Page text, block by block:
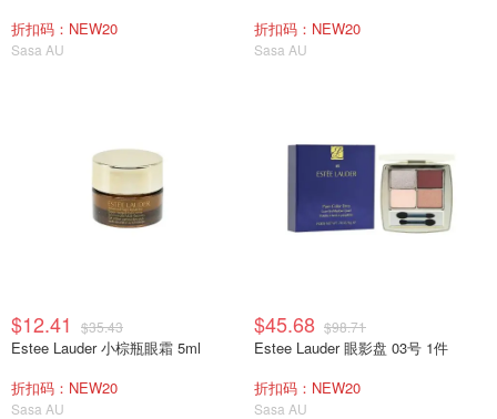
折扣码：NEW20
Sasa AU
折扣码：NEW20
Sasa AU
$12.41 $35.43
Estee Lauder 小棕瓶眼霜 5ml
折扣码：NEW20
Sasa AU
$45.68 $98.71
Estee Lauder 眼影盘 03号 1件
折扣码：NEW20
Sasa AU